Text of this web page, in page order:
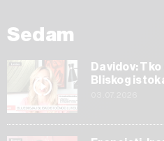
Sedam
Davidov:
Bliskog